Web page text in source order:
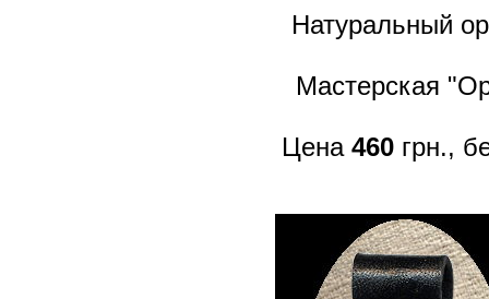
Натуральный
Мастерская
Цена 460грн.,